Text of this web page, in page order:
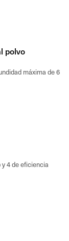
polvo
máxima de 6
4 de eficiencia